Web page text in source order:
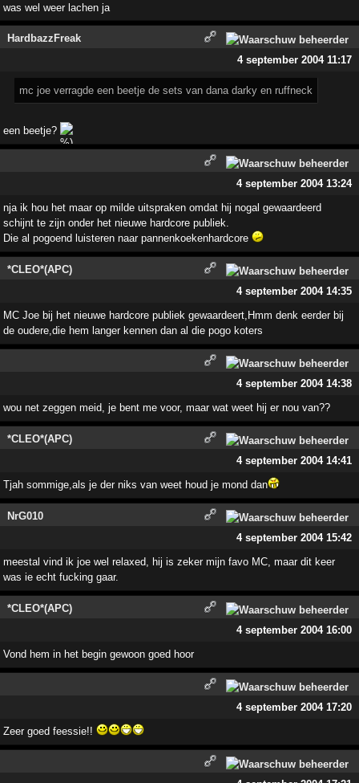
was wel weer lachen ja
HardbazzFreak
4 september 2004 11:17
mc joe verragde een beetje de sets van dana darky en ruffneck
een beetje?
4 september 2004 13:24
nja ik hou het maar op milde uitspraken omdat hij nogal gewaardeerd
schijnt te zijn onder het nieuwe hardcore publiek.
Die al pogoend luisteren naar pannenkoekenhardcore
*CLEO*(APC)
4 september 2004 14:35
MC Joe bij het nieuwe hardcore publiek gewaardeert,Hmm denk eerder bij
de oudere,die hem langer kennen dan al die pogo koters
4 september 2004 14:38
wou net zeggen meid, je bent me voor, maar wat weet hij er nou van??
*CLEO*(APC)
4 september 2004 14:41
Tjah sommige,als je der niks van weet houd je mond dan
NrG010
4 september 2004 15:42
meestal vind ik joe wel relaxed, hij is zeker mijn favo MC, maar dit keer
was ie echt fucking gaar.
*CLEO*(APC)
4 september 2004 16:00
Vond hem in het begin gewoon goed hoor
4 september 2004 17:20
Zeer goed feessie!!